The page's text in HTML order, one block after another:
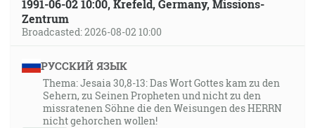
1991-06-02 10:00, Krefeld, Germany, Missions-
Zentrum
Broadcasted: 2026-08-02 10:00
РУССКИЙ ЯЗЫК
Thema: Jesaia 30,8-13: Das Wort Gottes kam zu den
Sehern, zu Seinen Propheten und nicht zu den
missratenen Söhne die den Weisungen des HERRN
nicht gehorchen wollen!